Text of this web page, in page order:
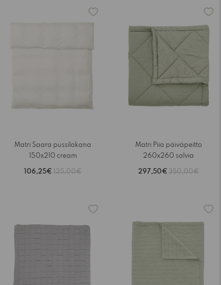
Matri Saara pussilakana
150x210 cream
106,25€ 125,00€
Matri Piia päiväpeitto
260x260 salvia
297,50€ 350,00€